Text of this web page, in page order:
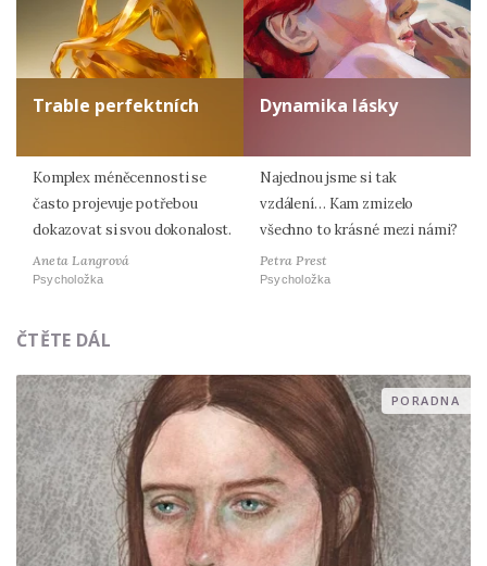
Trable perfektních
Komplex méněcennosti se
často projevuje potřebou
dokazovat si svou dokonalost.
Aneta Langrová
Psycholožka
Dynamika lásky
Najednou jsme si tak
vzdálení… Kam zmizelo
všechno to krásné mezi námi?
Petra Prest
Psycholožka
ČTĚTE DÁL
PORADNA